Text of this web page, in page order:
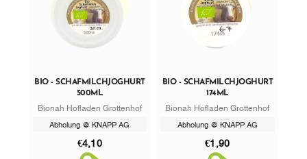
BIO - SCHAFMILCHJOGHURT
500ML
Bionah Hofladen Grottenhof
Abholung @ KNAPP AG
€4,10
BIO - SCHAFMILCHJOGHURT
174ML
Bionah Hofladen Grottenhof
Abholung @ KNAPP AG
€1,90